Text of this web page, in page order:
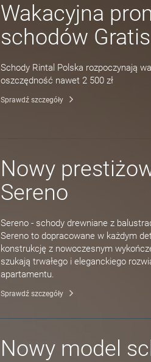
Wakacyjna
schodów Gratis
Schody Rintal Polska rozpoczynają
oszczędność nawet 2 500 zł
Sprawdź szczegóły
Nowy
Sereno
Sereno - schody drewniane z
Sereno to dopracowane w każdym
konstrukcję z nowoczesnym
szukają trwałego i eleganckiego
apartamentu.
Sprawdź szczegóły
Nowy model